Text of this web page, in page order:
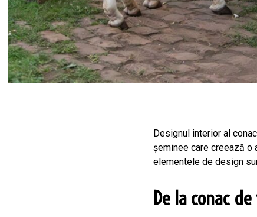
Designul interior al
șeminee care creează
elementele de design
De la conac